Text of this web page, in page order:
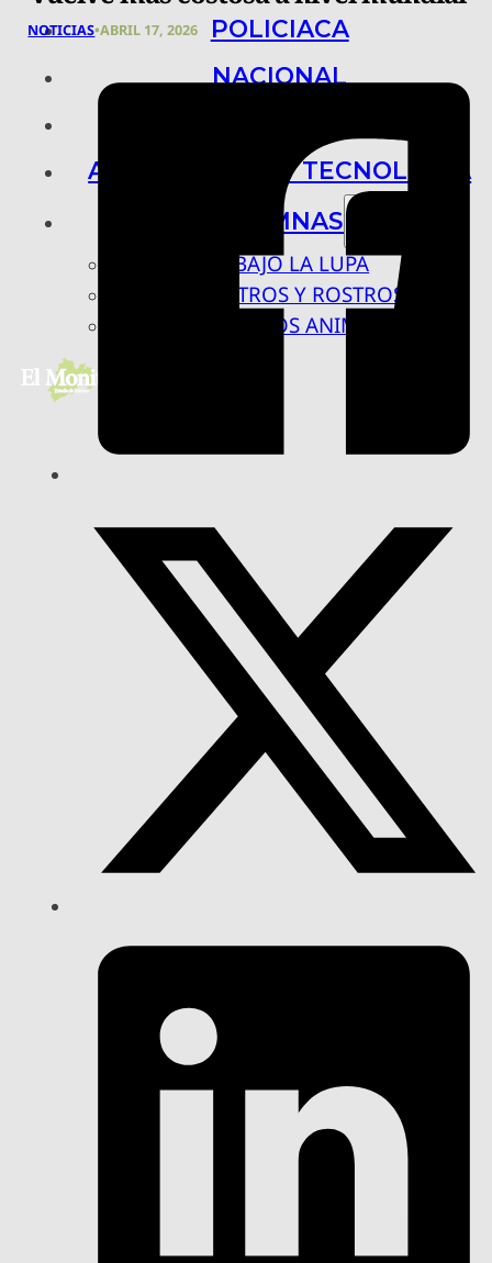
POLICIACA
NACIONAL
ARTE, CIENCIA Y TECNOLOGÍA
COLUMNAS
BAJO LA LUPA
RASTROS Y ROSTROS
VÍNCULOS ANIMALES
NOTICIAS•ABRIL 17, 2026